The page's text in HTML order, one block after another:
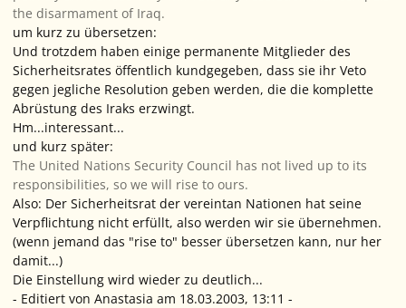
the disarmament of Iraq.
um kurz zu übersetzen:
Und trotzdem haben einige permanente Mitglieder des
Sicherheitsrates öffentlich kundgegeben, dass sie ihr Veto
gegen jegliche Resolution geben werden, die die komplette
Abrüstung des Iraks erzwingt.
Hm...interessant...
und kurz später:
The United Nations Security Council has not lived up to its
responsibilities, so we will rise to ours.
Also: Der Sicherheitsrat der vereintan Nationen hat seine
Verpflichtung nicht erfüllt, also werden wir sie übernehmen.
(wenn jemand das "rise to" besser übersetzen kann, nur her
damit...)
Die Einstellung wird wieder zu deutlich...
- Editiert von Anastasia am 18.03.2003, 13:11 -